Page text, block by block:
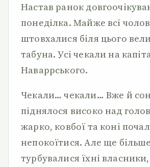
Настав ранок
понеділка. Майже всі
штовхалися біля цього
табуна. Усі чекали на
Наваррського.
Чекали… чекали… Вже й
піднялося високо над
жарко, ковбої та коні
непокоїтися. Але ще більше
турбувалися їхні